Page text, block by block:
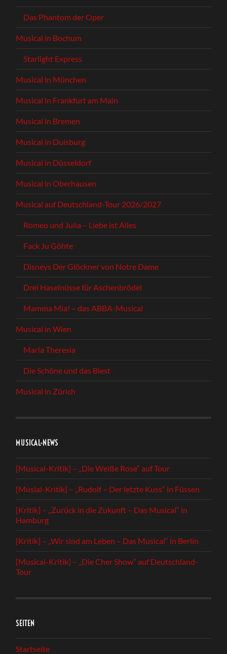
Das Phantom der Oper
Musical in Bochum
Starlight Express
Musical in München
Musical in Frankfurt am Main
Musical in Bremen
Musical in Duisburg
Musical in Düsseldorf
Musical in Oberhausen
Musical auf Deutschland-Tour 2026/2027
Romeo und Julia – Liebe ist Alles
Fack Ju Göhte
Disneys Der Glöckner von Notre Dame
Drei Haselnüsse für Aschenbrödel
Mamma Mia! – das ABBA-Musical
Musical in Wien
Maria Theresia
Die Schöne und das Biest
Musical in Zürich
MUSICAL-NEWS
[Musical-Kritik] – „Die Weiße Rose“ auf Tour
[Musial-Kritik] – „Rudolf – Der letzte Kuss“ in Füssen
[Kritik] – „Zurück in die Zukunft – Das Musical“ in
Hamburg
[Kritik] – „Wir sind am Leben – Das Musical“ in Berlin
[Musical-Kritik] – „Die Cher Show“ auf Deutschland-
Tour
SEITEN
Startseite